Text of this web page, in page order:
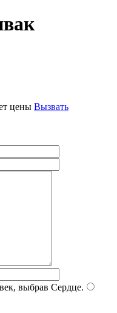
цены Вызвать
выбрав Сердце.